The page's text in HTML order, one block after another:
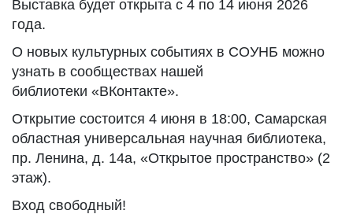
Выставка будет открыта с 4 по 14 июня 2026
года.
О новых культурных событиях в СОУНБ можно
узнать в сообществах нашей
библиотеки «ВКонтакте».
Открытие состоится 4 июня в 18:00, Самарская
областная универсальная научная библиотека,
пр. Ленина, д. 14а, «Открытое пространство» (2
этаж).
Вход свободный!